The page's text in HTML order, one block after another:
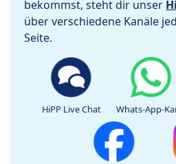
bekommst, steht dir unser
über verschiedene Kanäle
Seite.
HiPP Live Chat Whats-App-